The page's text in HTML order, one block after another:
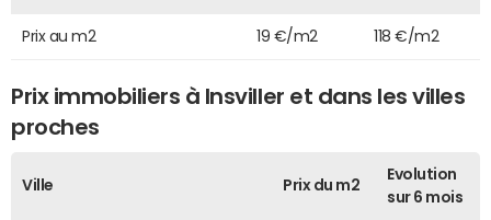
Prix au m2 19 €/m2 118 €/m2
Prix immobiliers à Insviller et dans les villes
proches
Ville Prix du m2
Evolution
sur 6 mois